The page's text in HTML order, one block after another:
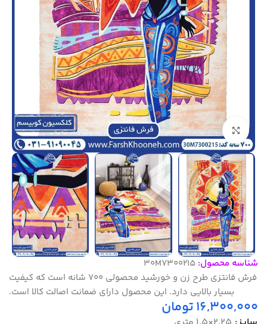
بزرگنمایی تصویر
شناسه محصول: 30M7300215
فرش فانتزی طرح زن و خورشید محصولی 700 شانه است که کیفیت
بسیار بالایی دارد. این محصول دارای ضمانت اصالت کالا است.
16,300,000تومان